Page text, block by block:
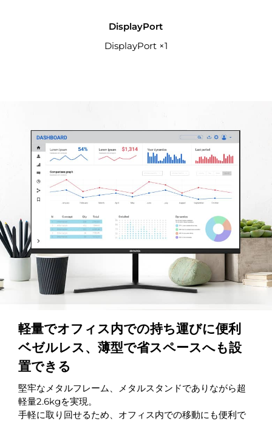
DisplayPort
DisplayPort ×1
軽量でオフィス内での持ち運びに便利
ベゼルレス、薄型で省スペースへも設
置できる
堅牢なメタルフレーム、メタルスタンドでありながら超
軽量2.6kgを実現。
手軽に取り回せるため、オフィス内での移動にも便利で